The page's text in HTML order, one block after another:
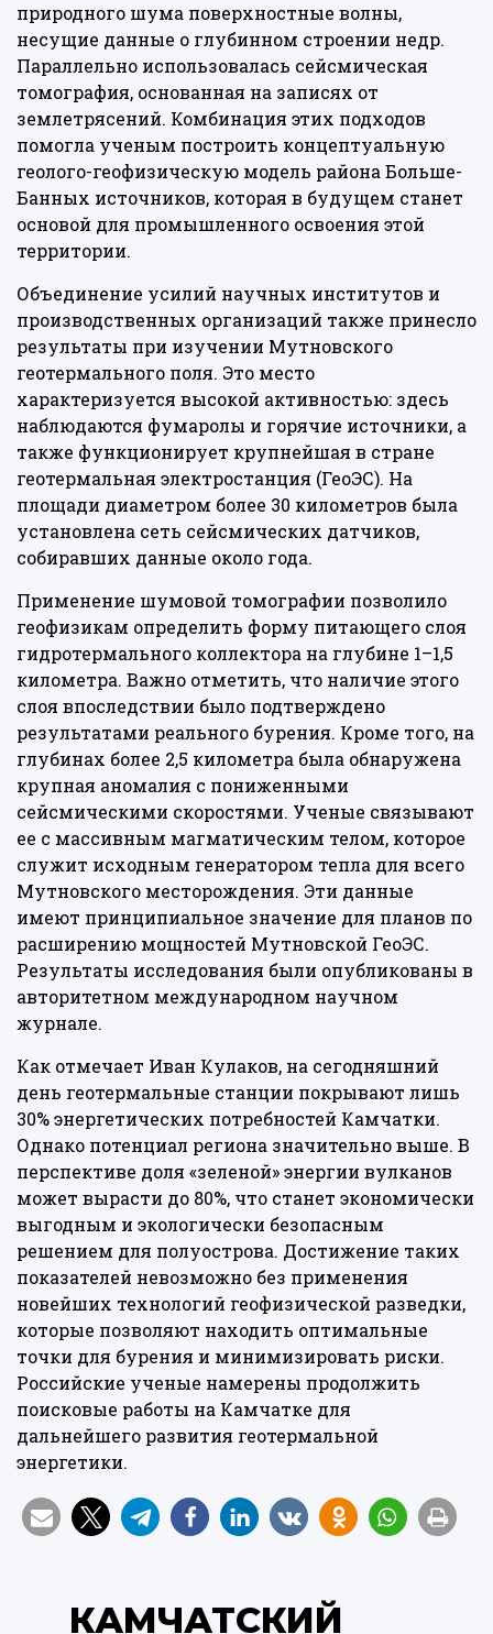
природного шума поверхностные волны,
несущие данные о глубинном строении недр.
Параллельно использовалась сейсмическая
томография, основанная на записях от
землетрясений. Комбинация этих подходов
помогла ученым построить концептуальную
геолого-геофизическую модель района Больше-
Банных источников, которая в будущем станет
основой для промышленного освоения этой
территории.
Объединение усилий научных институтов и
производственных организаций также принесло
результаты при изучении Мутновского
геотермального поля. Это место
характеризуется высокой активностью: здесь
наблюдаются фумаролы и горячие источники, а
также функционирует крупнейшая в стране
геотермальная электростанция (ГеоЭС). На
площади диаметром более 30 километров была
установлена сеть сейсмических датчиков,
собиравших данные около года.
Применение шумовой томографии позволило
геофизикам определить форму питающего слоя
гидротермального коллектора на глубине 1–1,5
километра. Важно отметить, что наличие этого
слоя впоследствии было подтверждено
результатами реального бурения. Кроме того, на
глубинах более 2,5 километра была обнаружена
крупная аномалия с пониженными
сейсмическими скоростями. Ученые связывают
ее с массивным магматическим телом, которое
служит исходным генератором тепла для всего
Мутновского месторождения. Эти данные
имеют принципиальное значение для планов по
расширению мощностей Мутновской ГеоЭС.
Результаты исследования были опубликованы в
авторитетном международном научном
журнале.
Как отмечает Иван Кулаков, на сегодняшний
день геотермальные станции покрывают лишь
30% энергетических потребностей Камчатки.
Однако потенциал региона значительно выше. В
перспективе доля «зеленой» энергии вулканов
может вырасти до 80%, что станет экономически
выгодным и экологически безопасным
решением для полуострова. Достижение таких
показателей невозможно без применения
новейших технологий геофизической разведки,
которые позволяют находить оптимальные
точки для бурения и минимизировать риски.
Российские ученые намерены продолжить
поисковые работы на Камчатке для
дальнейшего развития геотермальной
энергетики.
КАМЧАТСКИЙ